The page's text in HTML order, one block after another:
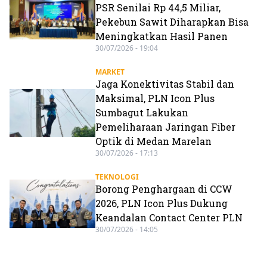
PSR Senilai Rp 44,5 Miliar,
Pekebun Sawit Diharapkan Bisa
Meningkatkan Hasil Panen
30/07/2026 - 19:04
MARKET
Jaga Konektivitas Stabil dan
Maksimal, PLN Icon Plus
Sumbagut Lakukan
Pemeliharaan Jaringan Fiber
Optik di Medan Marelan
30/07/2026 - 17:13
TEKNOLOGI
Borong Penghargaan di CCW
2026, PLN Icon Plus Dukung
Keandalan Contact Center PLN
30/07/2026 - 14:05